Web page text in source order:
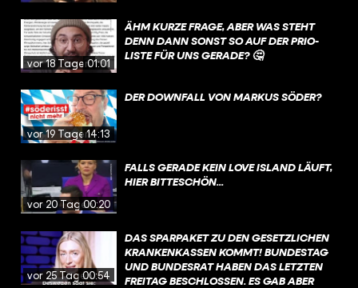
vor 18 Tagen01:01
ÄHM KURZE FRAGE, ABER WAS STEHT
DENN DANN SONST SO AUF DER PRIO-
LISTE FÜR UNS GERADE? 🤔
vor 19 Tagen14:13
DER DOWNFALL VON MARKUS SÖDER?
vor 20 Tagen00:20
FALLS GERADE KEIN LOVE ISLAND LÄUFT,
HIER BITTESCHÖN...
vor 25 Tagen00:54
DAS SPARPAKET ZU DEN GESETZLICHEN
KRANKENKASSEN KOMMT! BUNDESTAG
UND BUNDESRAT HABEN DAS LETZTEN
FREITAG BESCHLOSSEN. ES GAB ABER